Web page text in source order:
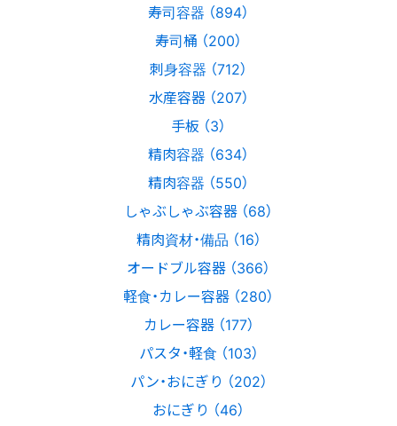
寿司容器 （894）
寿司桶 （200）
刺身容器 （712）
水産容器 （207）
手板 （3）
精肉容器 （634）
精肉容器 （550）
しゃぶしゃぶ容器 （68）
精肉資材・備品 （16）
オードブル容器 （366）
軽食・カレー容器 （280）
カレー容器 （177）
パスタ・軽食 （103）
パン・おにぎり （202）
おにぎり （46）